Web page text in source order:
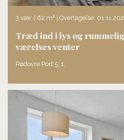
3 vær. | 62 m² | Overtagelse:
Træd ind i lys og
værelses venter
Rødovre Port 5, 1.